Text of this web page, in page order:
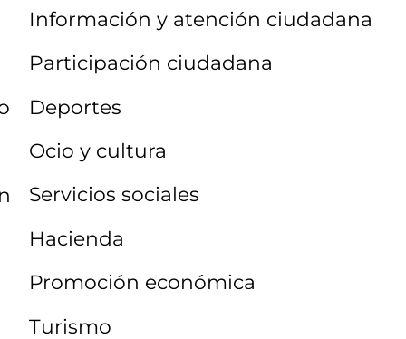
Información y atención ciudadana
Participación ciudadana
Deportes
Ocio y cultura
Servicios sociales
Hacienda
Promoción económica
Turismo